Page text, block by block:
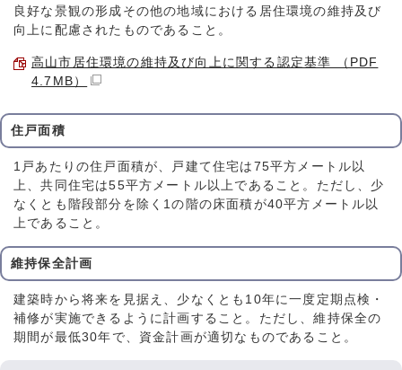
良好な景観の形成その他の地域における居住環境の維持及び
向上に配慮されたものであること。
高山市居住環境の維持及び向上に関する認定基準 （PDF
4.7MB）
住戸面積
1戸あたりの住戸面積が、戸建て住宅は75平方メートル以
上、共同住宅は55平方メートル以上であること。ただし、少
なくとも階段部分を除く1の階の床面積が40平方メートル以
上であること。
維持保全計画
建築時から将来を見据え、少なくとも10年に一度定期点検・
補修が実施できるように計画すること。ただし、維持保全の
期間が最低30年で、資金計画が適切なものであること。